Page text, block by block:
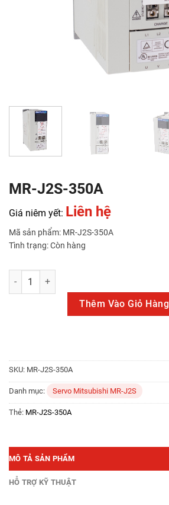
MR-J2S-350A
Giá niêm yết: Liên hệ
Mã sản phẩm: MR-J2S-350A
Tình trạng: Còn hàng
MR-J2S-350A số lượng
Thêm Vào Giỏ Hàng
SKU: MR-J2S-350A
Danh mục: Servo Mitsubishi MR-J2S
Thẻ: MR-J2S-350A
MÔ TẢ SẢN PHẨM
HỖ TRỢ KỸ THUẬT